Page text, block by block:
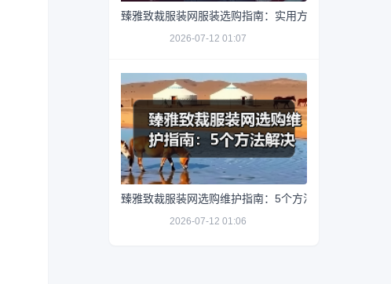
臻雅致裁服装网服装选购指南：实用方法与维护技巧
2026-07-12 01:07
臻雅致裁服装网选购维护指南：5个方法解决网购踩坑
2026-07-12 01:06